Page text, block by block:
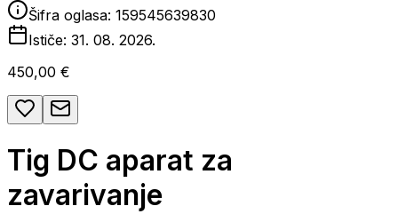
Šifra oglasa: 159545639830
Ističe: 31. 08. 2026.
450,00 €
Tig DC aparat za
zavarivanje